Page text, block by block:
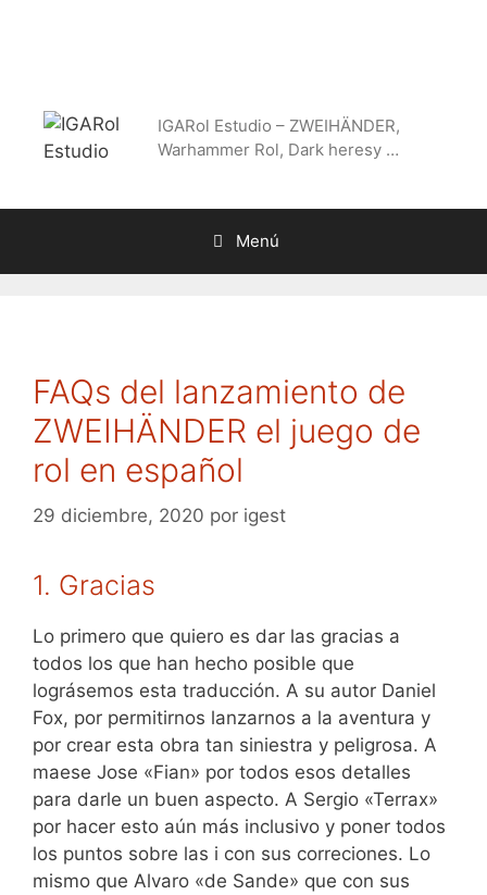
IGARol Estudio – ZWEIHÄNDER,
Warhammer Rol, Dark heresy …
Menú
FAQs del lanzamiento de
ZWEIHÄNDER el juego de
rol en español
29 diciembre, 2020 por igest
1. Gracias
Lo primero que quiero es dar las gracias a
todos los que han hecho posible que
lográsemos esta traducción. A su autor Daniel
Fox, por permitirnos lanzarnos a la aventura y
por crear esta obra tan siniestra y peligrosa. A
maese Jose «Fian» por todos esos detalles
para darle un buen aspecto. A Sergio «Terrax»
por hacer esto aún más inclusivo y poner todos
los puntos sobre las i con sus correciones. Lo
mismo que Alvaro «de Sande» que con sus